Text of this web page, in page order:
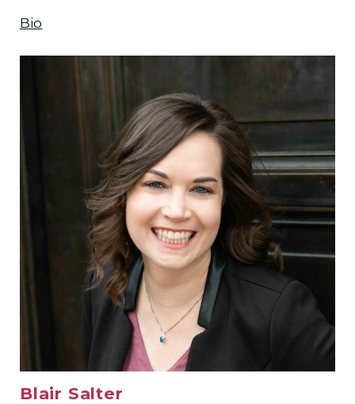
Bio
Blair Salter